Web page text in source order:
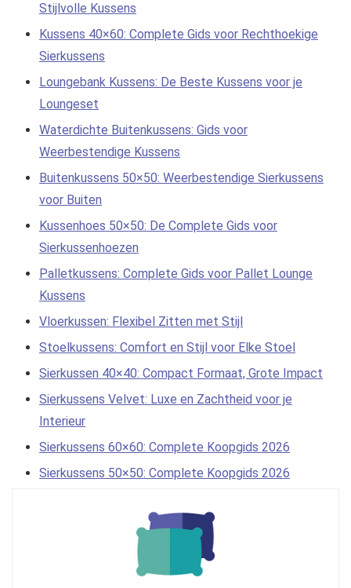
Stijlvolle Kussens
Kussens 40×60: Complete Gids voor Rechthoekige
Sierkussens
Loungebank Kussens: De Beste Kussens voor je
Loungeset
Waterdichte Buitenkussens: Gids voor
Weerbestendige Kussens
Buitenkussens 50×50: Weerbestendige Sierkussens
voor Buiten
Kussenhoes 50×50: De Complete Gids voor
Sierkussenhoezen
Palletkussens: Complete Gids voor Pallet Lounge
Kussens
Vloerkussen: Flexibel Zitten met Stijl
Stoelkussens: Comfort en Stijl voor Elke Stoel
Sierkussen 40×40: Compact Formaat, Grote Impact
Sierkussens Velvet: Luxe en Zachtheid voor je
Interieur
Sierkussens 60×60: Complete Koopgids 2026
Sierkussens 50×50: Complete Koopgids 2026